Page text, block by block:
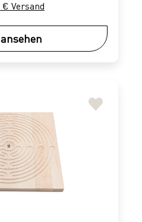
Versand